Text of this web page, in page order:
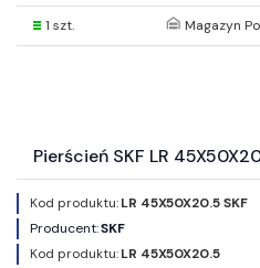
1 szt. Magazyn
Pierścień SKF LR
Kod produktu:LR 45X50X20.5 SKF
Producent:SKF
Kod produktu:LR 45X50X20.5